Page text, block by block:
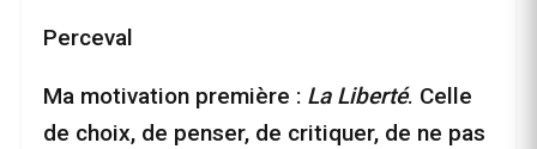
Perceval
Ma motivation première : La Liberté. Celle
de choix, de penser, de critiquer, de ne pas